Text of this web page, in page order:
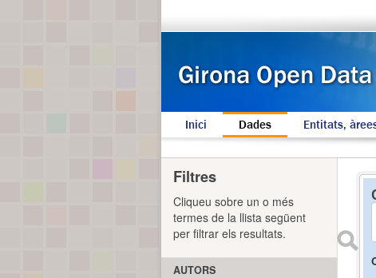
Inici Dades Entitats,
Filtres
Cliqueu sobre un o més
termes de la llista següent
per filtrar els resultats.
AUTORS